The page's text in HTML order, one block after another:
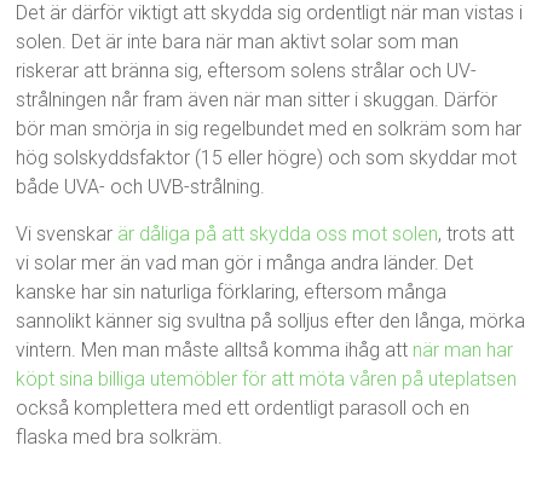
Det är därför viktigt att skydda sig ordentligt när man vistas i
solen. Det är inte bara när man aktivt solar som man
riskerar att bränna sig, eftersom solens strålar och UV-
strålningen når fram även när man sitter i skuggan. Därför
bör man smörja in sig regelbundet med en solkräm som har
hög solskyddsfaktor (15 eller högre) och som skyddar mot
både UVA- och UVB-strålning.
Vi svenskar är dåliga på att skydda oss mot solen, trots att
vi solar mer än vad man gör i många andra länder. Det
kanske har sin naturliga förklaring, eftersom många
sannolikt känner sig svultna på solljus efter den långa, mörka
vintern. Men man måste alltså komma ihåg att när man har
köpt sina billiga utemöbler för att möta våren på uteplatsen
också komplettera med ett ordentligt parasoll och en
flaska med bra solkräm.